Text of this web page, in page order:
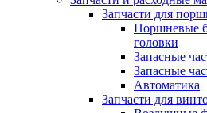
Запчасти для
Поршневые
головки
Запасные
Запасные
Автоматика
Запчасти для